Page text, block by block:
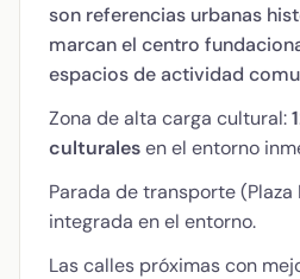
son referencias urbanas
marcan el centro
espacios de actividad
Zona de alta carga cultural:
culturalesen el entorno
Parada de transporte
integrada en el entorno.
Las calles próximas con